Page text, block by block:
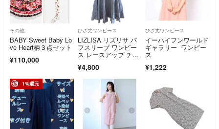
その他
BABY Sweet Baby Lo
ve Heart柄３点セット
¥110,000
ひざ丈ワンピース
LIZLISA リズリサ パ
フスリーブ ワンピー
ス レースアップ チェ
¥4,800
ひざ丈ワンピース
イーハイフンワールド
ギャラリー ワンピー
ス
¥1,222
1%還元